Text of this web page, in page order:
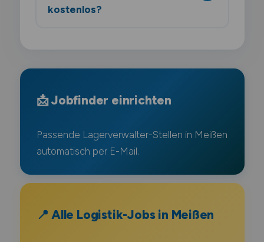
kostenlos?
📩 Jobfinder einrichten
Passende Lagerverwalter-Stellen in Meißen
automatisch per E-Mail.
📍 Alle Logistik-Jobs in Meißen